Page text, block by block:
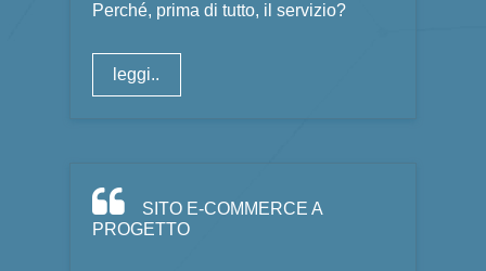
Perché, prima di tutto, il servizio?
leggi..
SITO E-COMMERCE A
PROGETTO